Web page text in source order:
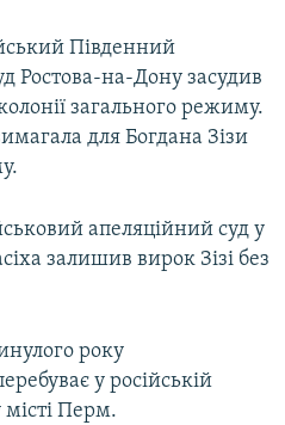
Південний
Ростова-на-Дону засудив
загального режиму.
для Богдана Зізи
апеляційний суд у
залишив вирок Зізі без
року
у російській
місті Перм.